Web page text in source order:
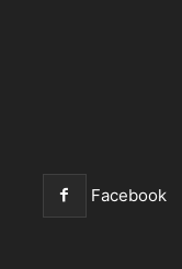
Facebook